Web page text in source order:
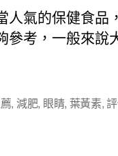
日
期
人氣的保健食品
參考，一般來說
, 減肥, 眼睛, 葉黃素,